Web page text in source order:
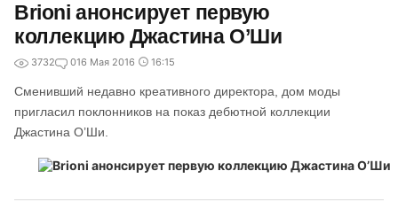
Brioni анонсирует первую
коллекцию Джастина О’Ши
3732 016 Мая 2016 16:15
Сменивший недавно креативного директора, дом моды
пригласил поклонников на показ дебютной коллекции
Джастина О’Ши.